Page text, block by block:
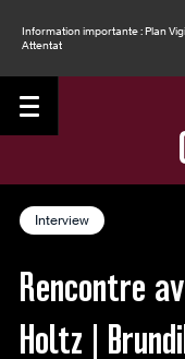
Information importante : Plan
Attentat
Interview
Rencontre
Holtz |